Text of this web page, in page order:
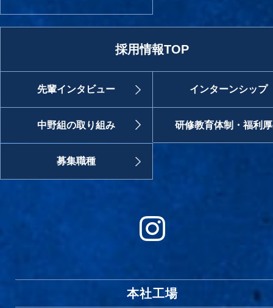
採用情報TOP
先輩インタビュー インターンシップ
中野組の取り組み 研修教育体制・福利
募集職種
本社工場